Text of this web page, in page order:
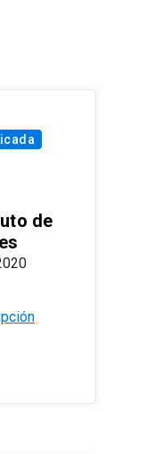
de